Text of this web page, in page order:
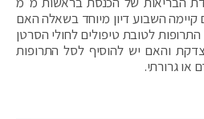
קיימה השבוע דיון מיוחד בשאלה האם
לטובת טיפולים לחולי הסרטן
והאם יש להוסיף לסל התרופות
או גרורתי.